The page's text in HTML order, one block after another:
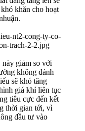
khăn cho hoạt
giảm so với
không đánh
sẽ khó tăng
giá khí liên tục
tiêu cực đến kết
thời gian tới, vì
đầu tư vào